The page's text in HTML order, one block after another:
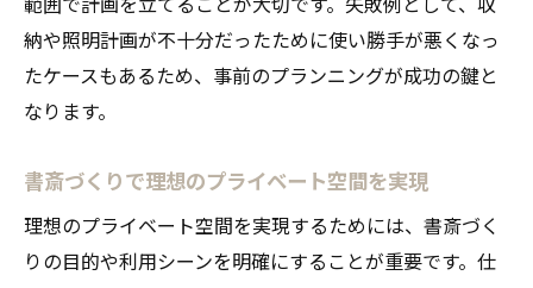
納や照明計画が不十分だったために使い勝手が悪くなっ
たケースもあるため、事前のプランニングが成功の鍵と
なります。
書斎づくりで理想のプライベート空間を実現
理想のプライベート空間を実現するためには、書斎づく
りの目的や利用シーンを明確にすることが重要です。仕